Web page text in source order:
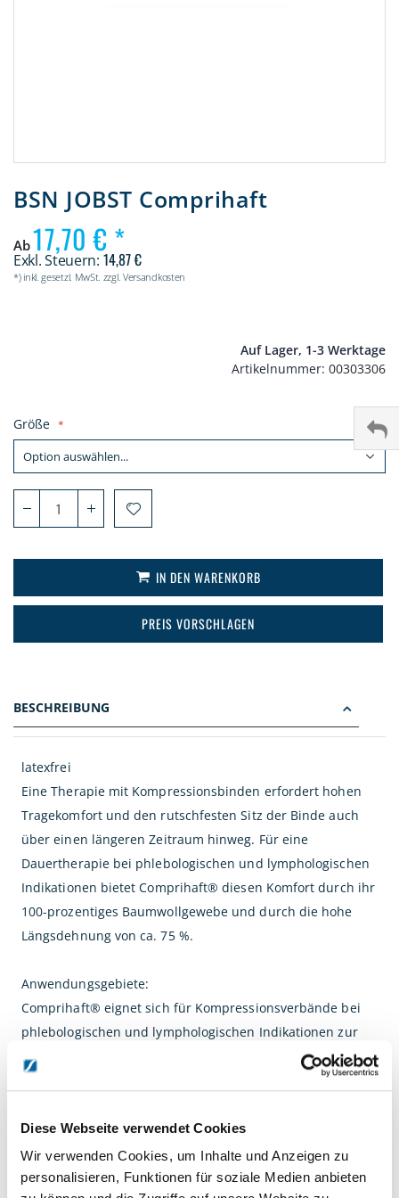
Diese Webseite verwendet Cookies
Wir verwenden Cookies, um Inhalte und Anzeigen zu
personalisieren, Funktionen für soziale Medien anbieten
Anfang
der
springen
BSN JOBST Comprihaft
Ab17,70 €
14,87 €
*) inkl. gesetzl. MwSt. zzgl. Versandkosten
Auf Lager, 1-3 Werktage
Artikelnummer 00303306
Größe
IN DEN WARENKORB
PREIS VORSCHLAGEN
BESCHREIBUNG
latexfrei
Eine Therapie mit Kompressionsbinden erfordert hohen
Tragekomfort und den rutschfesten Sitz der Binde auch
über einen längeren Zeitraum hinweg. Für eine
Dauertherapie bei phlebologischen und lymphologischen
Indikationen bietet Comprihaft® diesen Komfort durch ihr
100-prozentiges Baumwollgewebe und durch die hohe
Längsdehnung von ca. 75 %.
Anwendungsgebiete:
Comprihaft® eignet sich für Kompressionsverbände bei
phlebologischen und lymphologischen Indikationen zur
Unterstützung der Muskelpumpe und zum Abbau venöser
- Varikosis
- Chronischer Veneninsuffizienz (einschließlich Ulcus
cruris venosum und Phlebödem)